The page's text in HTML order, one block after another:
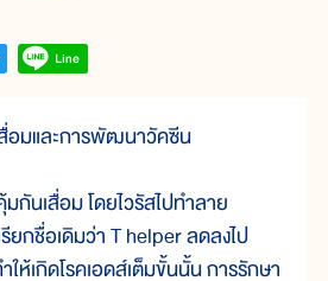
อมและการพัฒนาวัคซีน
เสื่อม โดยไวรัสไปทำลาย
ยกชื่อเดิมว่า T helper ลดลงไป
ห้เกิดโรคเอดส์เต็มขั้นนั้น การรักษา